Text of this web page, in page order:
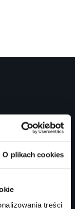
O plikach cookies
treści